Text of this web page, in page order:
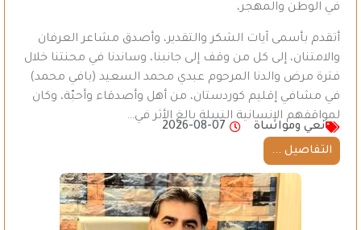
في الوطن والمهجر،
أتقدم بأسمى آيات الشكر والتقدير، وأصدق مشاعر العرفان
والامتنان، إلى كل من وقف إلى جانبنا، وساندنا في محنتنا خلال
فترة مرض والدنا المرحوم عبدي محمد السعيد (بافي محمد)
في مشافي إقليم كوردستان، من أهل وأصدقاء وأحبّة، وكان
لمواقفهم الإنسانية النبيلة بالغ الأثر في…
نعي ومواساة
2026-08-07
التفاصيل ...